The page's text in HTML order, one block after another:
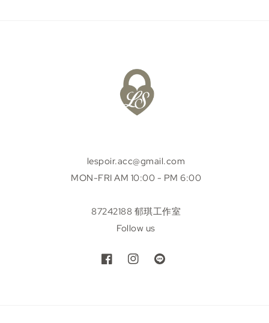
lespoir.acc@gmail.com
MON-FRI AM 10:00 - PM 6:00
87242188 郁琪工作室
Follow us